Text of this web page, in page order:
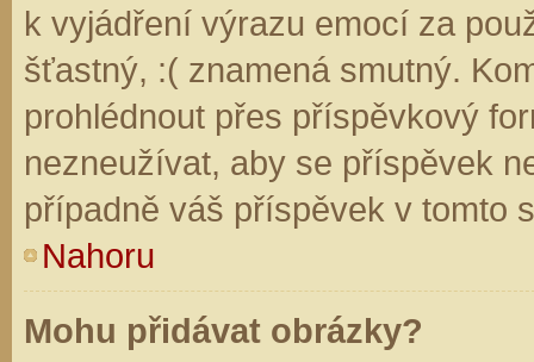
k vyjádření výrazu emocí za
šťastný, :( znamená smutný.
prohlédnout přes příspěvkový
nezneužívat, aby se příspěvek
případně váš příspěvek v tomto
Nahoru
Mohu přidávat obrázky?